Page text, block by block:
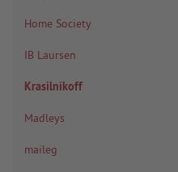
Home Society
IB Laursen
Krasilnikoff
Madleys
maileg